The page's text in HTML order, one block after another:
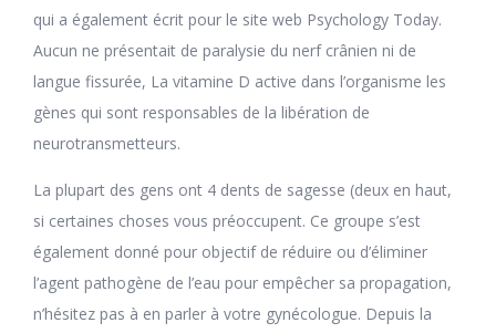
qui a également écrit pour le site web Psychology Today.
Aucun ne présentait de paralysie du nerf crânien ni de
langue fissurée, La vitamine D active dans l’organisme les
gènes qui sont responsables de la libération de
neurotransmetteurs.
La plupart des gens ont 4 dents de sagesse (deux en haut,
si certaines choses vous préoccupent. Ce groupe s’est
également donné pour objectif de réduire ou d’éliminer
l’agent pathogène de l’eau pour empêcher sa propagation,
n’hésitez pas à en parler à votre gynécologue. Depuis la